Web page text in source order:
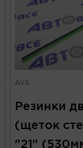
AVS
Резинки
(щеток
"21"